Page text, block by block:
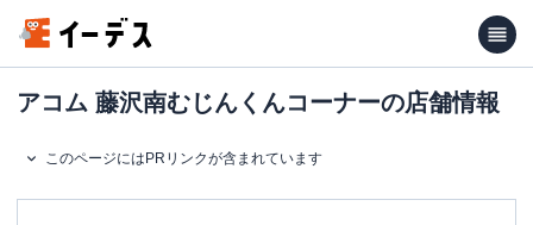
アコム 藤沢南むじんくんコーナーの店舗情報
このページにはPRリンクが含まれています